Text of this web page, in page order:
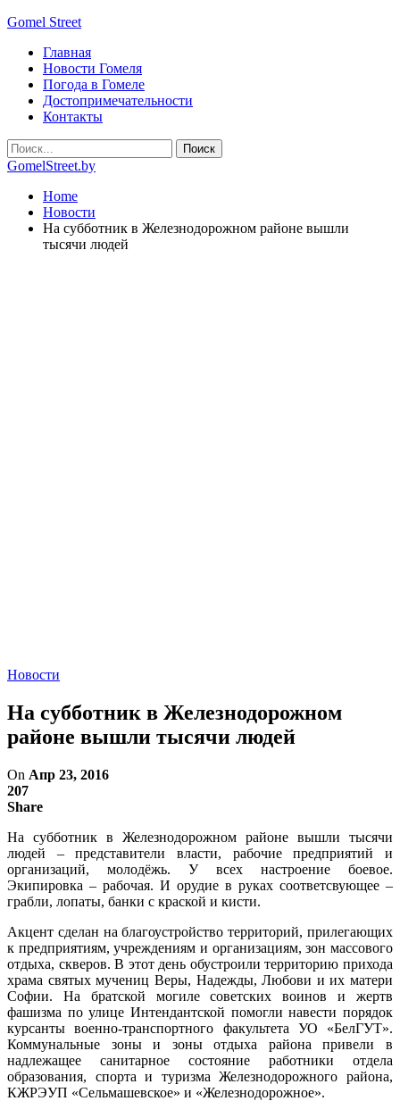
Gomel Street
Главная
Новости Гомеля
Погода в Гомеле
Достопримечательности
Контакты
GomelStreet.by
Home
Новости
На субботник в Железнодорожном районе вышли
тысячи людей
Новости
На субботник в Железнодорожном
районе вышли тысячи людей
On Апр 23, 2016
207
Share
На субботник в Железнодорожном районе вышли тысячи
людей – представители власти, рабочие предприятий и
организаций, молодёжь. У всех настроение боевое.
Экипировка – рабочая. И орудие в руках соответсвующее –
грабли, лопаты, банки с краской и кисти.
Акцент сделан на благоустройство территорий, прилегающих
к предприятиям, учреждениям и организациям, зон массового
отдыха, скверов. В этот день обустроили территорию прихода
храма святых мучениц Веры, Надежды, Любови и их матери
Софии. На братской могиле советских воинов и жертв
фашизма по улице Интендантской помогли навести порядок
курсанты военно-транспортного факультета УО «БелГУТ».
Коммунальные зоны и зоны отдыха района привели в
надлежащее санитарное состояние работники отдела
образования, спорта и туризма Железнодорожного района,
КЖРЭУП «Сельмашевское» и «Железнодорожное».